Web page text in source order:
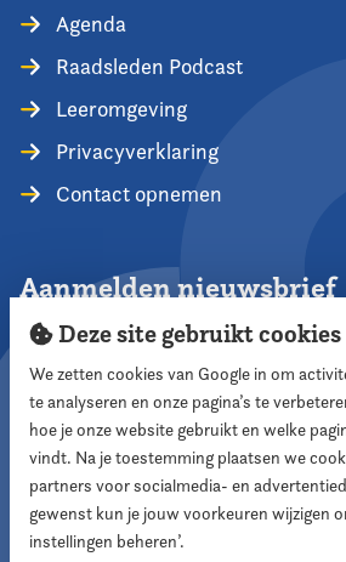
Agenda
Raadsleden Podcast
Leeromgeving
Privacyverklaring
Contact opnemen
Aanmelden nieuwsbrief
Aanmelden
Volg ons
Deze site gebruikt cookies
We zetten cookies van Google in om
te analyseren en onze pagina’s te
hoe je onze website gebruikt en welke
vindt. Na je toestemming plaatsen we
partners voor socialmedia- en
gewenst kun je jouw voorkeuren wijzigen
instellingen beheren’.